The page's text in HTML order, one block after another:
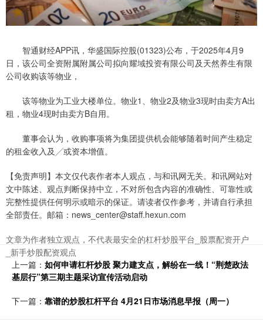
智通财经APP讯，华盛国际控股(01323)公布，于2025年4月9
日，该公司全资附属附属公司拟向耀域投资有限公司及天然养生有限
公司收购该等物业，
该等物业为工业大楼单位。物业1、物业2及物业3现时由卖方A出
租，物业4现时由卖方B自用。
董事会认为，收购事项将为集团提供机会能够随着时间产生稳定
的租金收入及╱或资本增值。
【免责声明】本文仅代表作者本人观点，与和讯网无关。和讯网站对
文中陈述、观点判断保持中立，不对所包含内容的准确性、可靠性或
完整性提供任何明示或暗示的保证。请读者仅作参考，并请自行承担
全部责任。邮箱：news_center@staff.hexun.com
文章为作者独立观点，不代表最安全的杠杆炒股平台_股票配资开户
_新手炒股配资观点
上一篇： 如何申请杠杆炒股 聚力建支点，解纷在一线！“荆楚政法
基层行”第三期主题采访宣传活动启动
下一篇： 靠谱的炒股杠杆平台 4月21日市场消息早报（周一）